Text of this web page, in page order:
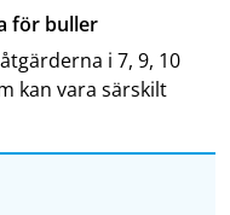
för buller
i 7, 9, 10
kan vara särskilt